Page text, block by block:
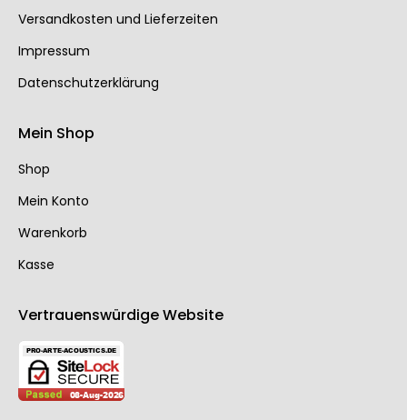
Ver­sand­kos­ten und Lie­fer­zei­ten
Impressum
Datenschutzerklärung
Mein Shop
Shop
Mein Konto
Warenkorb
Kasse
Vertrauenswürdige Website